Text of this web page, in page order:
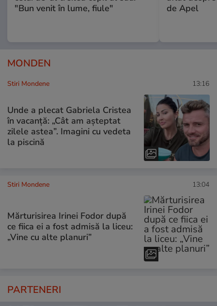
"Bun venit în lume, fiule"
de Apel
MONDEN
Stiri Mondene 13:16
Unde a plecat Gabriela Cristea
în vacanță: „Cât am așteptat
zilele astea”. Imagini cu vedeta
la piscină
Stiri Mondene 13:04
Mărturisirea Irinei Fodor după
ce fiica ei a fost admisă la liceu:
„Vine cu alte planuri”
PARTENERI